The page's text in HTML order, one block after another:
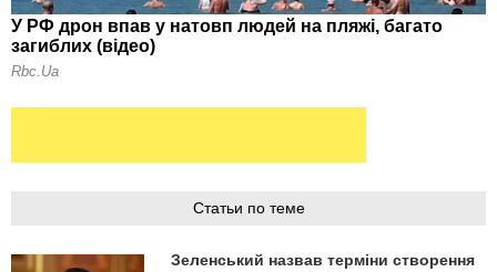
Статьи по теме
Зеленський назвав терміни створення